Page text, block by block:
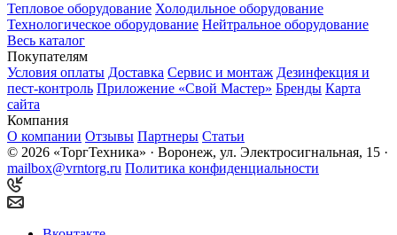
Тепловое оборудование Холодильное оборудование
Технологическое оборудование Нейтральное оборудование
Весь каталог
Покупателям
Условия оплаты Доставка Сервис и монтаж Дезинфекция и
пест-контроль Приложение «Свой Мастер» Бренды Карта
сайта
Компания
О компании Отзывы Партнеры Статьи
© 2026 «ТоргТехника» · Воронеж, ул. Электросигнальная, 15 ·
mailbox@vrntorg.ru Политика конфиденциальности